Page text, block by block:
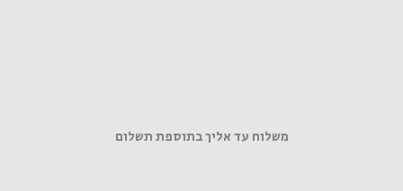
משלוח עד אליך בתוספת תשלום